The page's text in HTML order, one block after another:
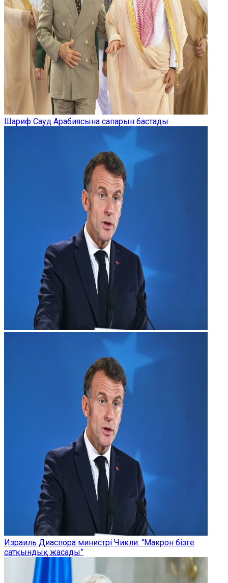
Шариф Сауд Арабиясына сапарын бастады
Израиль Диаспора министрі Чикли: “Макрон бізге
сатқындық жасады”